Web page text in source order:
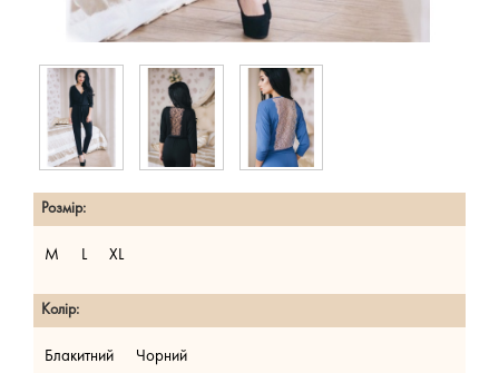
Розмір:
M L XL
Колір:
Блакитний Чорний